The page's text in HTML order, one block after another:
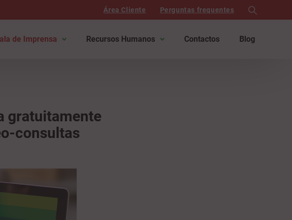
Área Cliente Perguntas frequentes
de Imprensa Recursos Humanos Contactos Blog
gratuitamente
consultas